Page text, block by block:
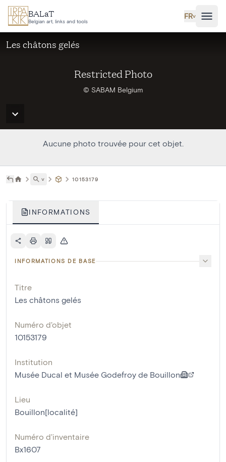
Aller au contenu principal
BALaT
Belgian art, links and tools
FR˅
Restricted Photo
© SABAM Belgium
Les châtons gelés
Aucune photo trouvée pour cet objet.
˅ 10153179
INFORMATIONS
INFORMATIONS DE BASE
Titre
Les châtons gelés
Numéro d'objet
10153179
Institution
Musée Ducal et Musée Godefroy de Bouillon
Lieu
Bouillon[localité]
Numéro d'inventaire
Bx1607